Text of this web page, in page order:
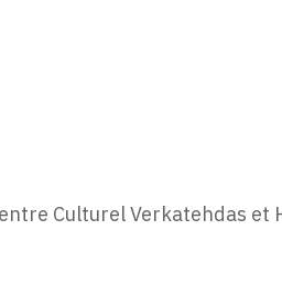
Culturel Verkatehdas et